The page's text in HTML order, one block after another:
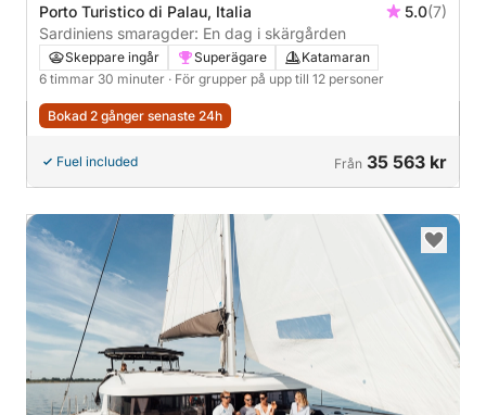
Porto Turistico di Palau, Italia 5.0(7)
Sardiniens smaragder: En dag i skärgården
Skeppare ingår Superägare
Katamaran
6 timmar 30 minuter · För grupper på upp till 12 personer
Bokad 2 gånger senaste 24h
Fuel included Från 35 563 kr